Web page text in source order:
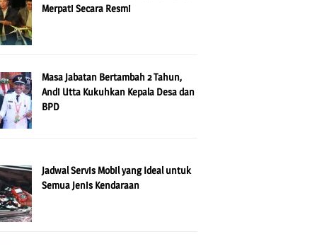
Merpati Secara Resmi
Masa Jabatan Bertambah 2 Tahun,
Andi Utta Kukuhkan Kepala Desa dan
BPD
Jadwal Servis Mobil yang Ideal untuk
Semua Jenis Kendaraan